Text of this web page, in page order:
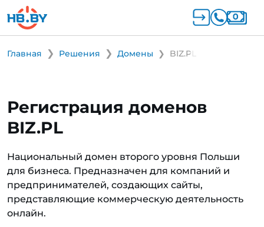
Главная Решения Домены BIZ.PL
Регистрация доменов
BIZ.PL
Национальный домен второго уровня Польши
для бизнеса. Предназначен для компаний и
предпринимателей, создающих сайты,
представляющие коммерческую деятельность
онлайн.